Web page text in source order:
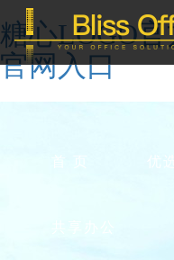
糖心LOGO
官网入口
首 页 优